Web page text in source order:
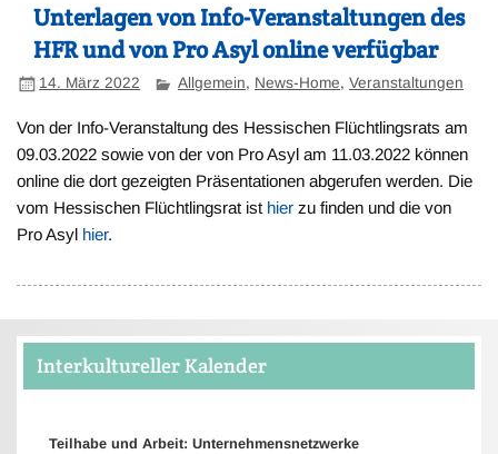
Unterlagen von Info-Veranstaltungen des
HFR und von Pro Asyl online verfügbar
14. März 2022 Allgemein, News-Home,Veranstaltungen
Von der Info-Veranstaltung des Hessischen Flüchtlingsrats am
09.03.2022 sowie von der von Pro Asyl am 11.03.2022 können
online die dort gezeigten Präsentationen abgerufen werden. Die
vom Hessischen Flüchtlingsrat ist hier zu finden und die von
Pro Asyl hier.
Interkultureller Kalender
Teilhabe und Arbeit: Unternehmensnetzwerke